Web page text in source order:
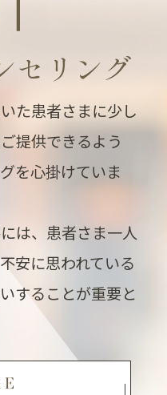
セリング
た患者さまに少し
提供できるよう
を心掛けていま
は、患者さま一人
安に思われている
することが重要と